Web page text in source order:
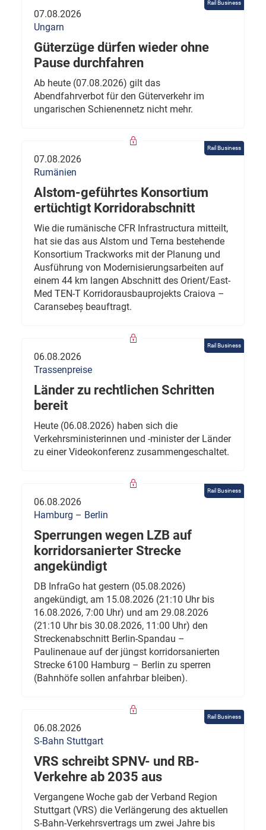
Rail Business
07.08.2026
Ungarn
Güterzüge dürfen wieder ohne
Pause durchfahren
Ab heute (07.08.2026) gilt das
Abendfahrverbot für den Güterverkehr im
ungarischen Schienennetz nicht mehr.
Rail Business
07.08.2026
Rumänien
Alstom-geführtes Konsortium
ertüchtigt Korridorabschnitt
Wie die rumänische CFR Infrastructura mitteilt,
hat sie das aus Alstom und Terna bestehende
Konsortium Trackworks mit der Planung und
Ausführung von Modernisierungsarbeiten auf
einem 44 km langen Abschnitt des Orient/East-
Med TEN-T Korridorausbauprojekts Craiova –
Caransebeș beauftragt.
Rail Business
06.08.2026
Trassenpreise
Länder zu rechtlichen Schritten
bereit
Heute (06.08.2026) haben sich die
Verkehrsministerinnen und -minister der Länder
zu einer Videokonferenz zusammengeschaltet.
Rail Business
06.08.2026
Hamburg – Berlin
Sperrungen wegen LZB auf
korridorsanierter Strecke
angekündigt
DB InfraGo hat gestern (05.08.2026)
angekündigt, am 15.08.2026 (21:10 Uhr bis
16.08.2026, 7:00 Uhr) und am 29.08.2026
(21:10 Uhr bis 30.08.2026, 11:00 Uhr) den
Streckenabschnitt Berlin-Spandau –
Paulinenaue auf der jüngst korridorsanierten
Strecke 6100 Hamburg – Berlin zu sperren
(Bahnhöfe sollen anfahrbar bleiben).
Rail Business
06.08.2026
S-Bahn Stuttgart
VRS schreibt SPNV- und RB-
Verkehre ab 2035 aus
Vergangene Woche gab der Verband Region
Stuttgart (VRS) die Verlängerung des aktuellen
S-Bahn-Verkehrsvertrags um zwei Jahre bis